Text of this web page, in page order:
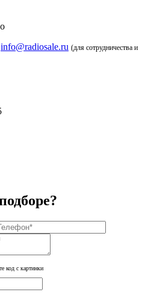
info@radiosale.ru (для сотрудничества и
код с картинки